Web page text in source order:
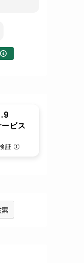
がと
ビス
証